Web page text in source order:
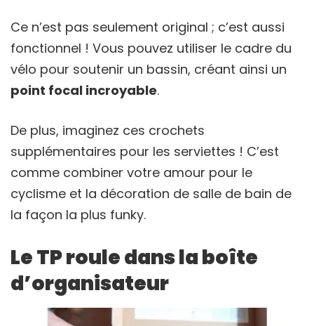
Ce n’est pas seulement original ; c’est aussi
fonctionnel ! Vous pouvez utiliser le cadre du
vélo pour soutenir un bassin, créant ainsi un
point focal incroyable.
De plus, imaginez ces crochets
supplémentaires pour les serviettes ! C’est
comme combiner votre amour pour le
cyclisme et la décoration de salle de bain de
la façon la plus funky.
Le TP roule dans la boîte
d’organisateur